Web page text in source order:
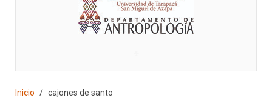
Inicio cajones de santo